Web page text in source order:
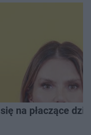
na płaczące